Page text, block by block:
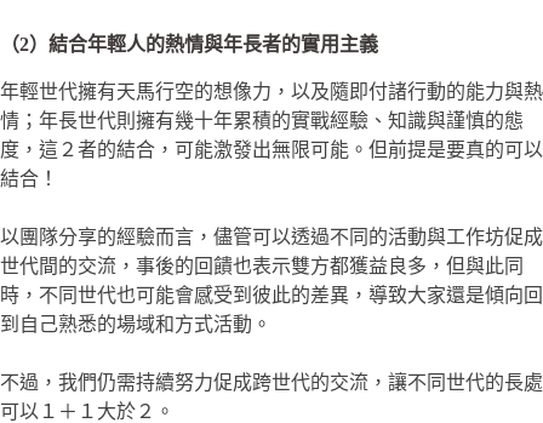
（2）結合年輕人的熱情與年長者的實用主義
年輕世代擁有天馬行空的想像力，以及隨即付諸行動的能力與熱
情；年長世代則擁有幾十年累積的實戰經驗、知識與謹慎的態
度，這２者的結合，可能激發出無限可能。但前提是要真的可以
結合！
以團隊分享的經驗而言，儘管可以透過不同的活動與工作坊促成
世代間的交流，事後的回饋也表示雙方都獲益良多，但與此同
時，不同世代也可能會感受到彼此的差異，導致大家還是傾向回
到自己熟悉的場域和方式活動。
不過，我們仍需持續努力促成跨世代的交流，讓不同世代的長處
可以１＋１大於２。